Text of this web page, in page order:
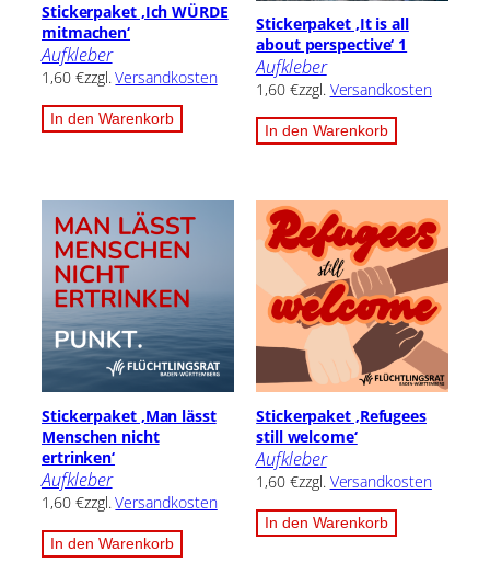
Stickerpaket ‚Ich WÜRDE
mitmachen‘
Aufkleber
1,60 €zzgl.Versandkosten
In den Warenkorb
Stickerpaket ‚It is all
about perspective‘ 1
Aufkleber
1,60 €zzgl. Versandkosten
In den Warenkorb
Stickerpaket ‚Man lässt
Menschen nicht
ertrinken‘
Aufkleber
1,60 €zzgl.Versandkosten
In den Warenkorb
Stickerpaket ,Refugees
still welcome‘
Aufkleber
1,60 €zzgl. Versandkosten
In den Warenkorb